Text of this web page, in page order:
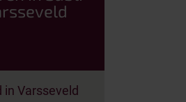
Varsseveld